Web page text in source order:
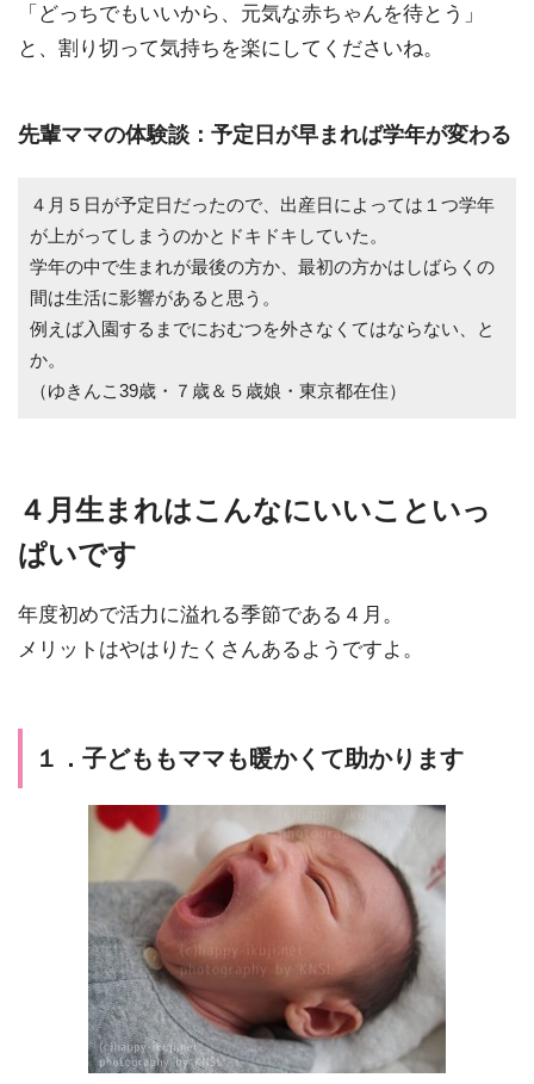
「どっちでもいいから、元気な赤ちゃんを待とう」
と、割り切って気持ちを楽にしてくださいね。
先輩ママの体験談：予定日が早まれば学年が変わる
４月５日が予定日だったので、出産日によっては１つ学年
が上がってしまうのかとドキドキしていた。
学年の中で生まれが最後の方か、最初の方かはしばらくの
間は生活に影響があると思う。
例えば入園するまでにおむつを外さなくてはならない、と
か。
（ゆきんこ39歳・７歳＆５歳娘・東京都在住）
４月生まれはこんなにいいこといっ
ぱいです
年度初めで活力に溢れる季節である４月。
メリットはやはりたくさんあるようですよ。
１．子どももママも暖かくて助かります